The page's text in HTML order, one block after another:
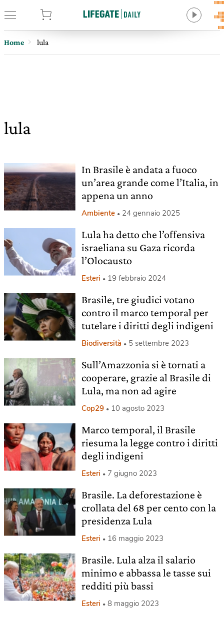
Home lula
lula
In Brasile è andata a fuoco
un’area grande come l’Italia, in
appena un anno
Ambiente 24 gennaio 2025
Lula ha detto che l’offensiva
israeliana su Gaza ricorda
l’Olocausto
Esteri 19 febbraio 2024
Brasile, tre giudici votano
contro il marco temporal per
tutelare i diritti degli indigeni
Biodiversità 5 settembre 2023
Sull’Amazzonia si è tornati a
cooperare, grazie al Brasile di
Lula, ma non ad agire
Cop29 10 agosto 2023
Marco temporal, il Brasile
riesuma la legge contro i diritti
degli indigeni
Esteri 7 giugno 2023
Brasile. La deforestazione è
crollata del 68 per cento con la
presidenza Lula
Esteri 16 maggio 2023
Brasile. Lula alza il salario
minimo e abbassa le tasse sui
redditi più bassi
Esteri 8 maggio 2023